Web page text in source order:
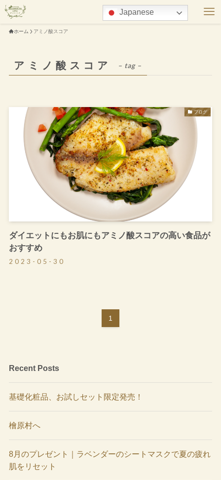
ホーム アミノ酸スコア
アミノ酸スコア – tag –
ブログ
ダイエットにもお肌にもアミノ酸スコアの高い食品が
おすすめ
2023-05-30
1
Recent Posts
基礎化粧品、お試しセット限定発売！
檜原村へ
8月のプレゼント｜ラベンダーのシートマスクで夏の疲れ
肌をリセット
Japanese